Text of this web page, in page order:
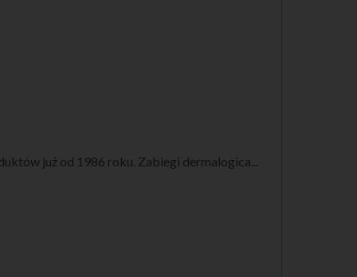
już od 1986 roku. Zabiegi dermalogica...